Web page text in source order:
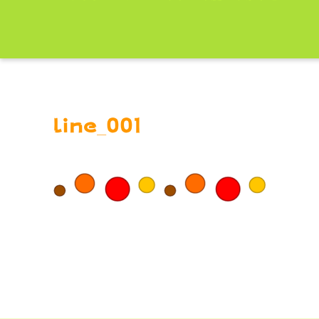
line_001